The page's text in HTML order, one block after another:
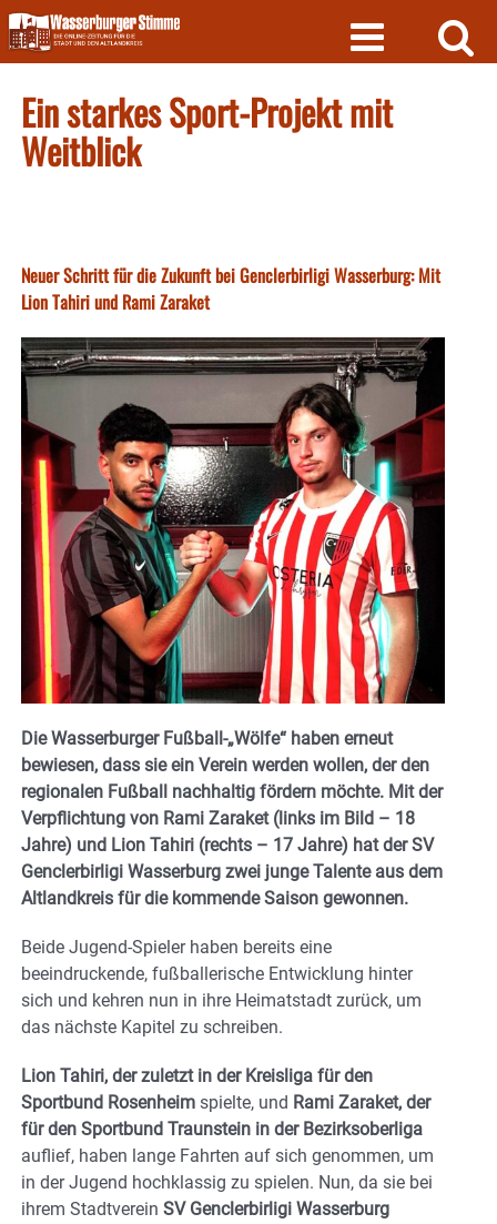
Skip
to
content
Ein starkes Sport-Projekt mit
Weitblick
Neuer Schritt für die Zukunft bei Genclerbirligi Wasserburg: Mit
Lion Tahiri und Rami Zaraket
Die Wasserburger Fußball-„Wölfe“ haben erneut
bewiesen, dass sie ein Verein werden wollen, der den
regionalen Fußball nachhaltig fördern möchte. Mit der
Verpflichtung von Rami Zaraket (links im Bild – 18
Jahre) und Lion Tahiri (rechts – 17 Jahre) hat der SV
Genclerbirligi Wasserburg zwei junge Talente aus dem
Altlandkreis für die kommende Saison gewonnen.
Beide Jugend-Spieler haben bereits eine
beeindruckende, fußballerische Entwicklung hinter
sich und kehren nun in ihre Heimatstadt zurück, um
das nächste Kapitel zu schreiben.
Lion Tahiri, der zuletzt in der Kreisliga für den
Sportbund Rosenheim spielte, und Rami Zaraket, der
für den Sportbund Traunstein in der Bezirksoberliga
auflief, haben lange Fahrten auf sich genommen, um
in der Jugend hochklassig zu spielen. Nun, da sie bei
ihrem Stadtverein SV Genclerbirligi Wasserburg